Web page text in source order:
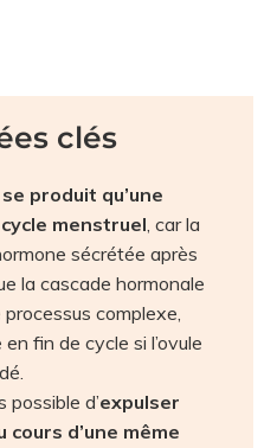
clés
produit qu’une
menstruel, car la
sécrétée après
la cascade hormonale
complexe,
en fin de cycle si l’ovule
possible d’expulser
cours d’une même